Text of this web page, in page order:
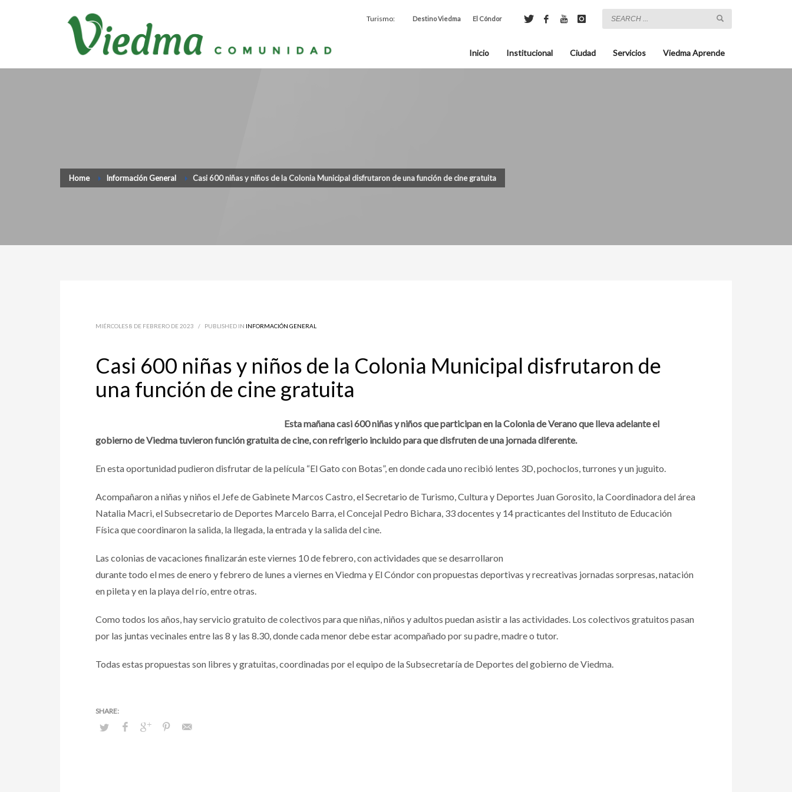
Turismo: Destino Viedma El Cóndor
Inicio Institucional Ciudad Servicios Viedma Aprende
Home Información General Casi 600 niñas y niños de la Colonia Municipal disfrutaron de una función de cine gratuita
MIÉRCOLES 8 DE FEBRERO DE 2023 / PUBLISHED IN INFORMACIÓN GENERAL
Casi 600 niñas y niños de la Colonia Municipal disfrutaron de
una función de cine gratuita
Esta mañana casi 600 niñas y niños que participan en la Colonia de Verano que lleva adelante el
gobierno de Viedma tuvieron función gratuita de cine, con refrigerio incluido para que disfruten de una jornada diferente.
En esta oportunidad pudieron disfrutar de la película “El Gato con Botas”, en donde cada uno recibió lentes 3D, pochoclos, turrones y un juguito.
Acompañaron a niñas y niños el Jefe de Gabinete Marcos Castro, el Secretario de Turismo, Cultura y Deportes Juan Gorosito, la Coordinadora del área
Natalia Macri, el Subsecretario de Deportes Marcelo Barra, el Concejal Pedro Bichara, 33 docentes y 14 practicantes del Instituto de Educación
Física que coordinaron la salida, la llegada, la entrada y la salida del cine.
Las colonias de vacaciones finalizarán este viernes 10 de febrero, con actividades que se desarrollaron
durante todo el mes de enero y febrero de lunes a viernes en Viedma y El Cóndor con propuestas deportivas y recreativas jornadas sorpresas, natación
en pileta y en la playa del río, entre otras.
Como todos los años, hay servicio gratuito de colectivos para que niñas, niños y adultos puedan asistir a las actividades. Los colectivos gratuitos pasan
por las juntas vecinales entre las 8 y las 8.30, donde cada menor debe estar acompañado por su padre, madre o tutor.
Todas estas propuestas son libres y gratuitas, coordinadas por el equipo de la Subsecretaría de Deportes del gobierno de Viedma.